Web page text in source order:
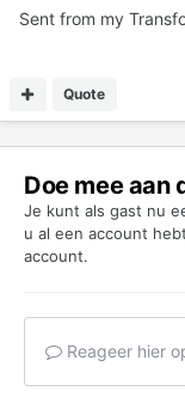
Sent from my
Quote
Doe mee aan
Je kunt als gast nu
u al een account
account.
Reageer hier